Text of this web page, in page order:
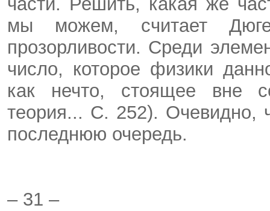
мы можем, считает
прозорливости. Среди
число, которое физики
как нечто, стоящее вне
теория... С. 252). Очевидно,
последнюю очередь.
– 31 –